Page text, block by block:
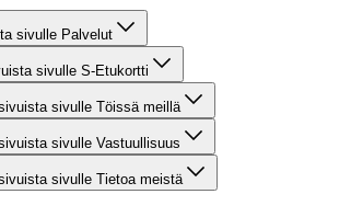
sivulle Palvelut
sivulle S-Etukortti
sivulle Töissä meillä
sivulle Vastuullisuus
sivulle Tietoa meistä